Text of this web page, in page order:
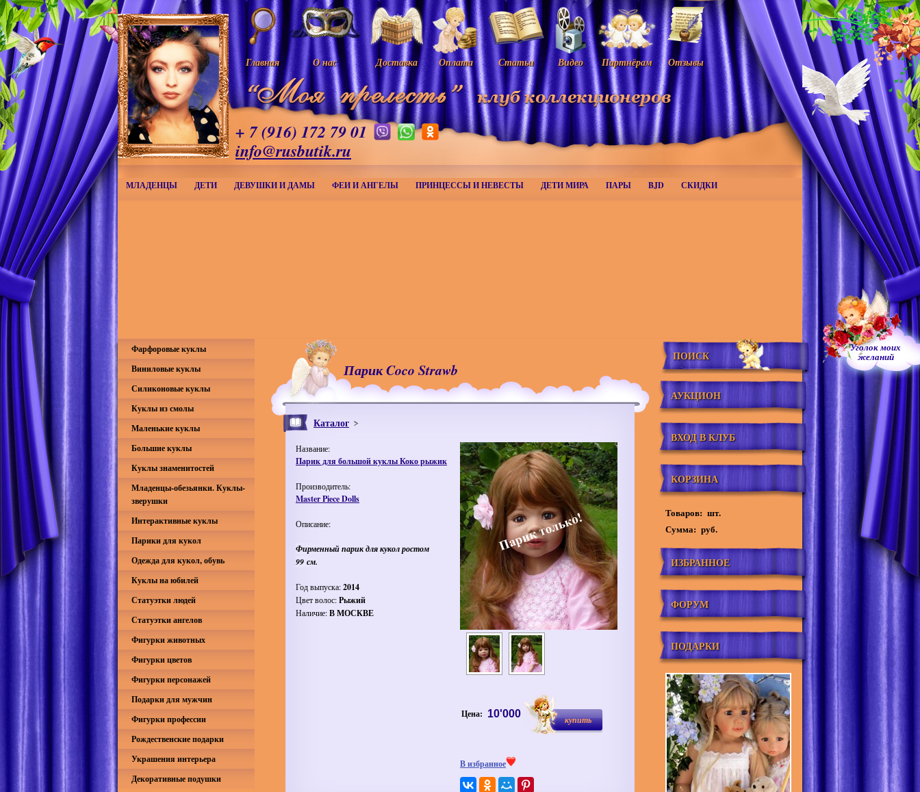
Главная О нас Доставка Оплата Статьи Видео Партнёрам Отзывы
+ 7 (916) 172 79 01
info@rusbutik.ru
МЛАДЕНЦЫ ДЕТИ ДЕВУШКИ И ДАМЫ ФЕИ И АНГЕЛЫ ПРИНЦЕССЫ И НЕВЕСТЫ ДЕТИ МИРА ПАРЫ BJD СКИДКИ
Уголок моих
желаний
Парик Coco Strawb
Каталог
Название:
Парик для большой куклы Коко рыжик
Производитель:
Master Piece Dolls
Описание:
Фирменный парик для кукол ростом
99 см.
Год выпуска:2014
Цвет волос:Рыжий
Наличие:В МОСКВЕ
Цена: 10'000
купить
В избранное
Фарфоровые куклы
Виниловые куклы
Силиконовые куклы
Куклы из смолы
Маленькие куклы
Большие куклы
Куклы знаменитостей
Младенцы-обезьянки. Куклы-
зверушки
Интерактивные куклы
Парики для кукол
Одежда для кукол, обувь
Куклы на юбилей
Статуэтки людей
Статуэтки ангелов
Фигурки животных
Фигурки цветов
Фигурки персонажей
Подарки для мужчин
Фигурки профессии
Рождественские подарки
Украшения интерьера
Декоративные подушки
ПОИСК
АУКЦИОН
ВХОД В КЛУБ
КОРЗИНА
Товаров: шт.
Сумма: руб.
ИЗБРАННОЕ
ФОРУМ
ПОДАРКИ